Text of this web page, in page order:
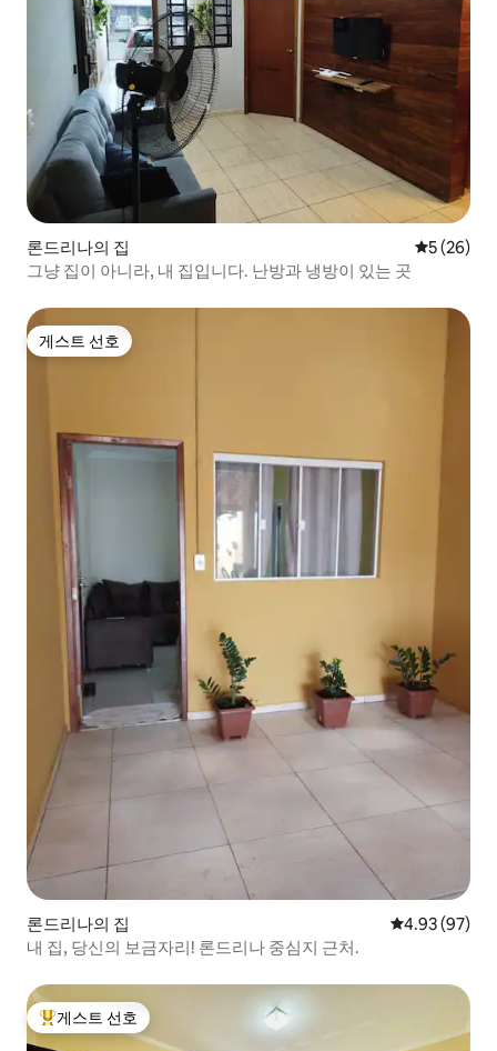
론드리나의 집 평점 5점(5
5 (26)
그냥 집이 아니라, 내 집입니다. 난방과 냉방이 있는 곳
게스트 선호
게스트 선호
론드리나의 집 평점 4.93점(5
4.93 (97)
내 집, 당신의 보금자리! 론드리나 중심지 근처.
상위 게스트 선호
게스트 선호